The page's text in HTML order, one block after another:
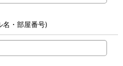
名・部屋番号)